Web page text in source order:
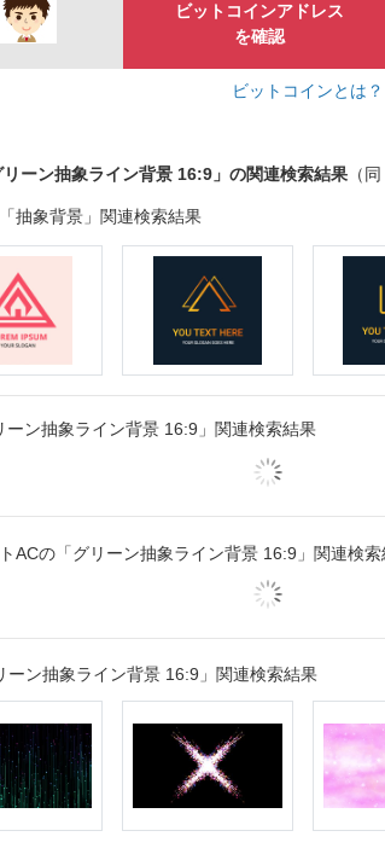
ビットコインアドレス
を確認
ビットコインとは
ーン抽象ライン背景 16:9」の関連検索結果 （
抽象背景」関連検索結果
ーン抽象ライン背景 16:9」関連検索結果
ACの「グリーン抽象ライン背景 16:9」関連検索
ーン抽象ライン背景 16:9」関連検索結果